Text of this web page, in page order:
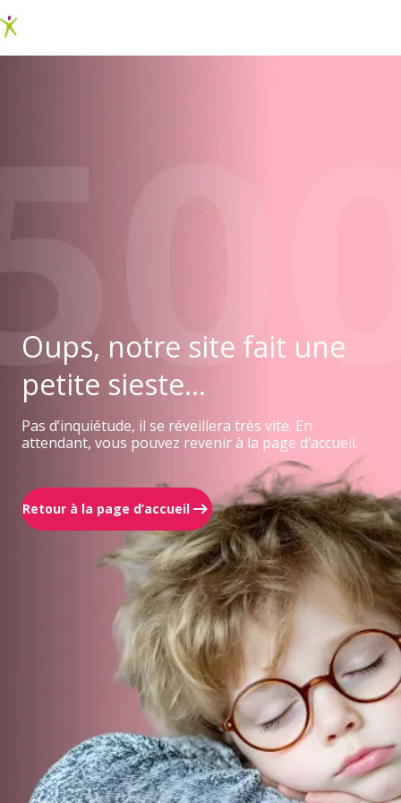
Oups, notre site fait une
petite sieste...
Pas d’inquiétude, il se réveillera très vite. En
attendant, vous pouvez revenir à la page d’accueil.
Retour à la page d’accueil